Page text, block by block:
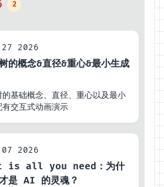
2
27 2026
的概念&直径&重心&最小生成
的基础概念、直径、重心以及最小
交互式动画演示
07 2026
is all you need：为什
是 AI 的灵魂？